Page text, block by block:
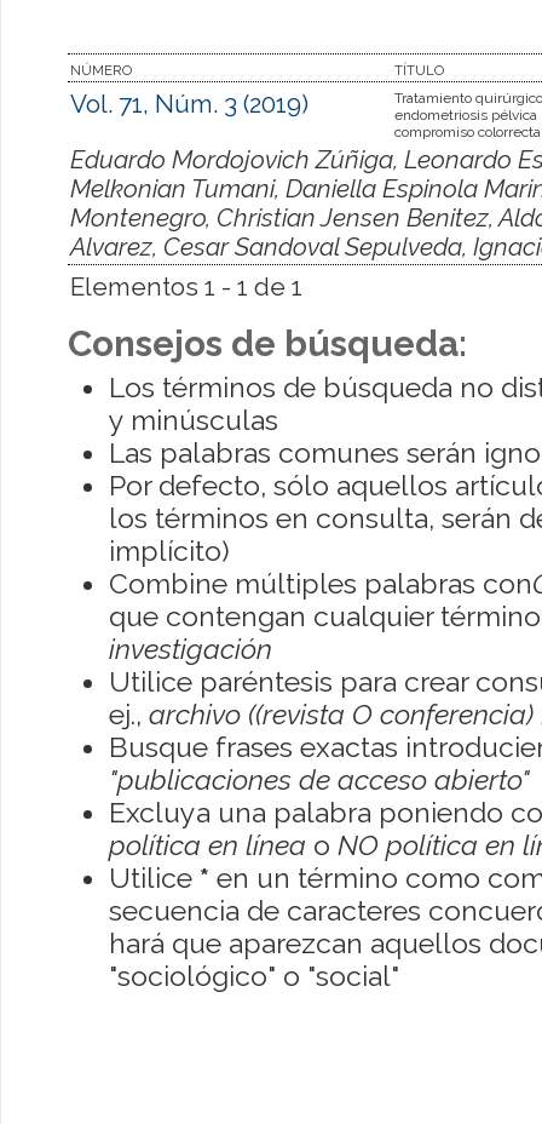
NÚMERO TÍTULO
Vol. 71, Núm. 3 (2019)
Tratamiento
endometriosis pélvica
compromiso
Eduardo Mordojovich Zúñiga, Leonardo
Melkonian Tumani, Daniella Espinola
Montenegro, Christian Jensen Benitez,
Alvarez, Cesar Sandoval Sepulveda,
Elementos 1 - 1 de 1
Consejos de búsqueda:
Los términos de búsqueda no
y minúsculas
Las palabras comunes serán
Por defecto, sólo aquellos
los términos en consulta, serán
implícito)
Combine múltiples palabras con
que contengan cualquier
investigación
Utilice paréntesis para crear
ej., archivo ((revista O conferencia)
Busque frases exactas
"publicaciones de acceso abierto"
Excluya una palabra poniendo
política en línea o NO política en
Utilice * en un término como
secuencia de caracteres
hará que aparezcan aquellos
"sociológico" o "social"